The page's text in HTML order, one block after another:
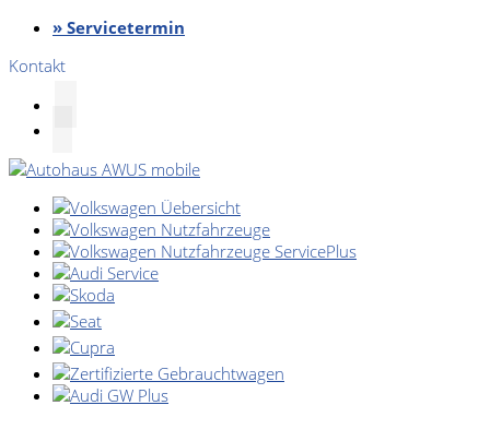
» Servicetermin
Kontakt